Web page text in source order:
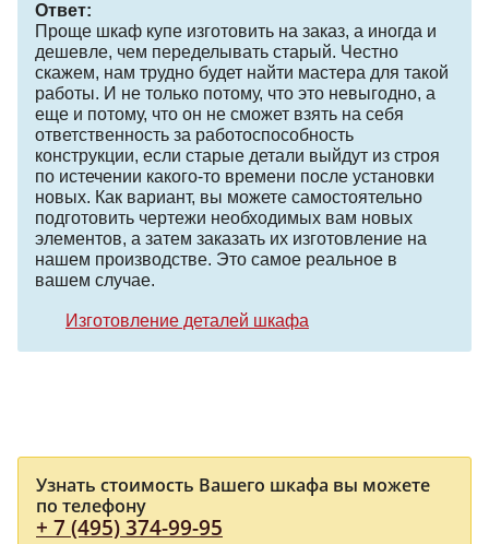
Ответ:
Проще шкаф купе изготовить на заказ, а иногда и
дешевле, чем переделывать старый. Честно
скажем, нам трудно будет найти мастера для такой
работы. И не только потому, что это невыгодно, а
еще и потому, что он не сможет взять на себя
ответственность за работоспособность
конструкции, если старые детали выйдут из строя
по истечении какого-то времени после установки
новых. Как вариант, вы можете самостоятельно
подготовить чертежи необходимых вам новых
элементов, а затем заказать их изготовление на
нашем производстве. Это самое реальное в
вашем случае.
Изготовление деталей шкафа
Узнать стоимость Вашего шкафа вы можете
по телефону
+ 7 (495) 374-99-95